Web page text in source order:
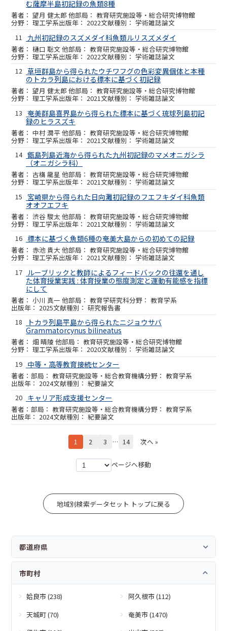
む薩摩半島初記録の魚類8種
望月 健太郎 他 教育研究施設等・総合研究博物館
理工学系 2022
学術雑誌論文
11
九州初記録のスズメダイ科魚類ルリスズメダイ
樋口 聡文 他 教育研究施設等・総合研究博物館
理工学系 2022
学術雑誌論文
12 草垣群島から得られたウチワフグの色彩変異個体と本種
のトカラ列島における標本に基づく初記録
望月 健太郎 他 教育研究施設等・総合研究博物館
理工学系 2021
学術雑誌論文
13 奄美群島喜界島から得られた標本に基づく琉球列島初記
録のヒラスズキ
中村 潤平 他 教育研究施設等・総合研究博物館
理工学系 2021
学術雑誌論文
14 甑島列島近海から得られた九州初記録のマメオニガシラ
（オニガシラ科）
古𣘺 龍星 他 教育研究施設等・総合研究博物館
理工学系 2021
学術雑誌論文
15
宮崎県から得られた日向灘初記録のフエフキダイ科魚類
オオフエフキ
渋谷 駿太 他 教育研究施設等・総合研究博物館
理工学系 2021
学術雑誌論文
16 標本に基づく魚類6種の奄美大島からの初めての記録
赤池 貴大 他 教育研究施設等・総合研究博物館
理工学系 2021
学術雑誌論文
17
ルーブリックと教師によるフィードバックの往還を通し
た体育授業実践 : 体育授業の態度測定と運動有能感を指標
にして
小川 真一 他 教育学研究科 教育学系
2025
研究報告書
18
トカラ列島平島から得られたニジョウサバ
Grammatorcynus bilineatus
畑 晴陵 他 教育研究施設等・総合研究博物館
理工学系 2020
学術雑誌論文
19 中等・高等教育接続センター
教育研究施設等・総合教育機構 教育学系
2024
紀要論文
20 キャリア形成支援センター
教育研究施設等・総合教育機構 教育学系
2024 紀要論文
1 2 3 … 14 次へ »
ページへ移動
地域別検索データセット トップに戻る
都道府県
市町村
姶良市 (238)
阿久根市 (112)
天城町 (70)
奄美市 (1470)